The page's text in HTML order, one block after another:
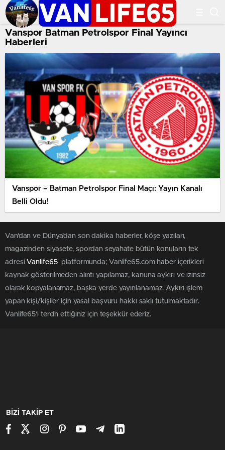
Vanspor Batman Petrolspor Final Yayıncı
Haberleri
Vanspor – Batman Petrolspor Final Maçı: Yayın Kanalı
Belli Oldu!
Van'dan ve Dünya’dan son dakika haberler, köşe yazıları,
magazinden siyasete, spordan seyahate bütün konuların tek
adresi Vanlife65 platformunda; Vanlife65.com haber içerikleri
kaynak gösterilmeden alıntı yapılamaz, kanuna aykırı ve izinsiz
olarak kopyalanamaz, başka yerde yayınlanamaz. Aykırı işlem
yapan kişi/kişiler için yasal başvuru hakkı saklı tutulmaktadır.
Vanlife65'i tercih ettiğiniz için teşekkür ederiz.
BİZİ TAKİP ET